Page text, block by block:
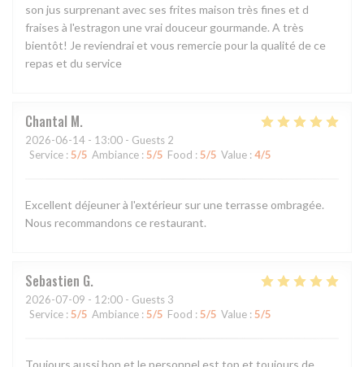
son jus surprenant avec ses frites maison très fines et d
fraises à l'estragon une vrai douceur gourmande. A très
bientôt! Je reviendrai et vous remercie pour la qualité de ce
repas et du service
Chantal M
2026-06-14 - 13:00 - Guests 2
Service : 5/5 Ambiance : 5/5 Food : 5/5 Value : 4/5
Excellent déjeuner à l'extérieur sur une terrasse ombragée.
Nous recommandons ce restaurant.
Sebastien G
2026-07-09 - 12:00 - Guests 3
Service : 5/5 Ambiance : 5/5 Food : 5/5 Value : 5/5